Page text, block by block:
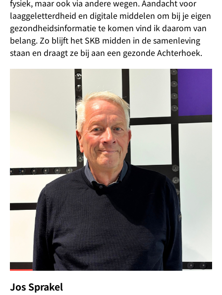
fysiek, maar ook via andere wegen. Aandacht voor
laaggeletterdheid en digitale middelen om bij je eigen
gezondheidsinformatie te komen vind ik daarom van
belang. Zo blijft het SKB midden in de samenleving
staan en draagt ze bij aan een gezonde Achterhoek.
Jos Sprakel